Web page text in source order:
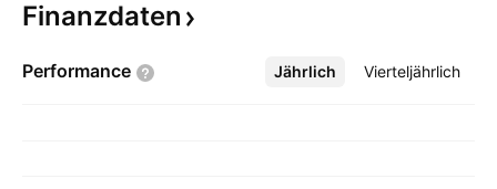
Finanzdaten
Performance Jährlich Vierteljährlich
Mehr